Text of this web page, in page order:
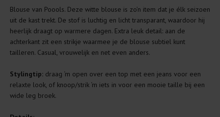
Je wilt natuurlijk lang plezier hebben van je nieuwe kleding.
Daarom geven wij een aantal algemene was-tips:
Lees altijd eerst even het was-etiket.
Was kleding binnenste buiten. Dat beschermt de
buitenkant.
Wees zuinig met wasmiddel. Per kledingstuk is een drupje
genoeg.
Was zo koud mogelijk. Op 20 of 30 graden wassen is vaak
Blouse van Poools. Deze witte blouse is zo’n item dat je élk seizoen
uit de kast trekt. De stof is luchtig en licht transparant, waardoor hij
heerlijk draagt op warmere dagen. Extra leuk detail: aan de
achterkant zit een strikje waarmee je de blouse subtiel kunt
tailleren. Casual, vrouwelijk en net even anders.
Stylingtip: draag ‘m open over een top met een jeans voor een
relaxte look, of knoop/strik ‘m iets in voor een mooie taille bij een
wide leg broek.